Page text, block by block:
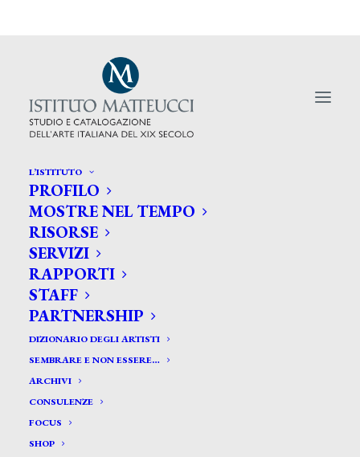
L’ISTITUTO
PROFILO
MOSTRE NEL TEMPO
RISORSE
SERVIZI
RAPPORTI
STAFF
PARTNERSHIP
DIZIONARIO DEGLI ARTISTI
SEMBRARE E NON ESSERE…
ARCHIVI
CONSULENZE
FOCUS
SHOP
Stacca la spina, penserai meglio